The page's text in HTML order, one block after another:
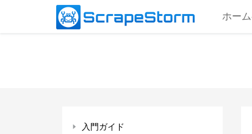
ホー
入門ガイド